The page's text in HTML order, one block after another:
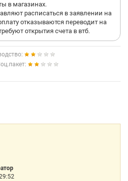
в магазинах.
расписаться в заявлении на
отказываются переводит на
открытия счета в втб.